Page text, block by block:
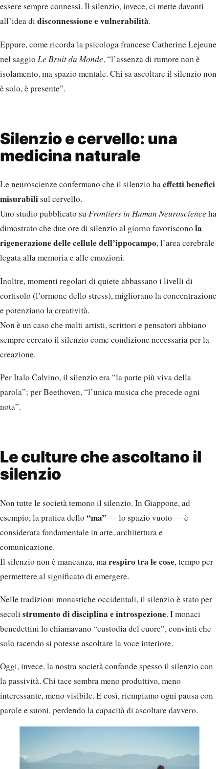
essere sempre connessi. Il silenzio, invece, ci mette davanti
all’idea di disconnessione e vulnerabilità.
Eppure, come ricorda la psicologa francese Catherine Lejeune
nel saggio Le Bruit du Monde, “l’assenza di rumore non è
isolamento, ma spazio mentale. Chi sa ascoltare il silenzio non
è solo, è presente”.
Silenzio e cervello: una
medicina naturale
Le neuroscienze confermano che il silenzio haeffetti benefici
misurabilisul cervello.
Uno studio pubblicato su Frontiers in Human Neuroscience ha
dimostrato che due ore di silenzio al giorno favoriscono la
rigenerazione delle cellule dell’ippocampo, l’area cerebrale
legata alla memoria e alle emozioni.
Inoltre, momenti regolari di quiete abbassano i livelli di
cortisolo (l’ormone dello stress), migliorano la concentrazione
e potenziano la creatività.
Non è un caso che molti artisti, scrittori e pensatori abbiano
sempre cercato il silenzio come condizione necessaria per la
creazione.
Per Italo Calvino, il silenzio era “la parte più viva della
parola”; per Beethoven, “l’unica musica che precede ogni
nota”.
Le culture che ascoltano il
silenzio
Non tutte le società temono il silenzio. In Giappone, ad
esempio, la pratica dello “ma” — lo spazio vuoto — è
considerata fondamentale in arte, architettura e
comunicazione.
Il silenzio non è mancanza, marespiro tra le cose, tempo per
permettere al significato di emergere.
Nelle tradizioni monastiche occidentali, il silenzio è stato per
secoli strumento di disciplina e introspezione. I monaci
benedettini lo chiamavano “custodia del cuore”, convinti che
solo tacendo si potesse ascoltare la voce interiore.
Oggi, invece, la nostra società confonde spesso il silenzio con
la passività. Chi tace sembra meno produttivo, meno
interessante, meno visibile. E così, riempiamo ogni pausa con
parole e suoni, perdendo la capacità di ascoltare davvero.